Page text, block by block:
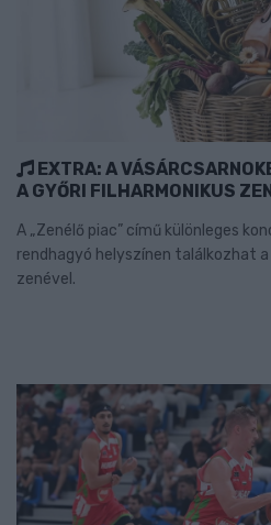
EXTRA: A
A GYŐRI FILHARMONIKUS
A „Zenélő piac” című különleges
rendhagyó helyszínen találkozhat a
zenével.